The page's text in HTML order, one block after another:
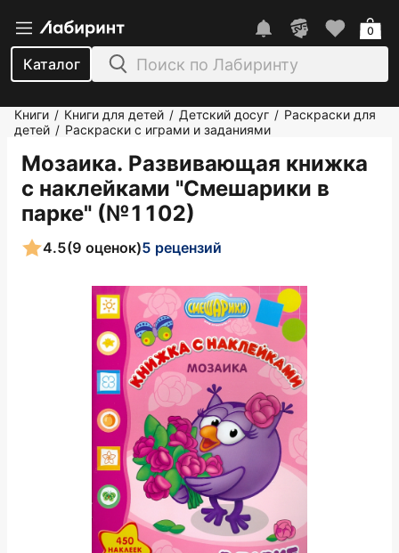
Каталог
0
Книги / Книги для детей / Детский досуг / Раскраски для
детей / Раскраски с играми и заданиями
Мозаика. Развивающая книжка
с наклейками "Смешарики в
парке" (№1102)
4.5(9 оценок)5 рецензий